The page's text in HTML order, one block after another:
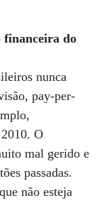
financeira do
nunca
pay-per-
O
mal gerido e
passadas.
não esteja